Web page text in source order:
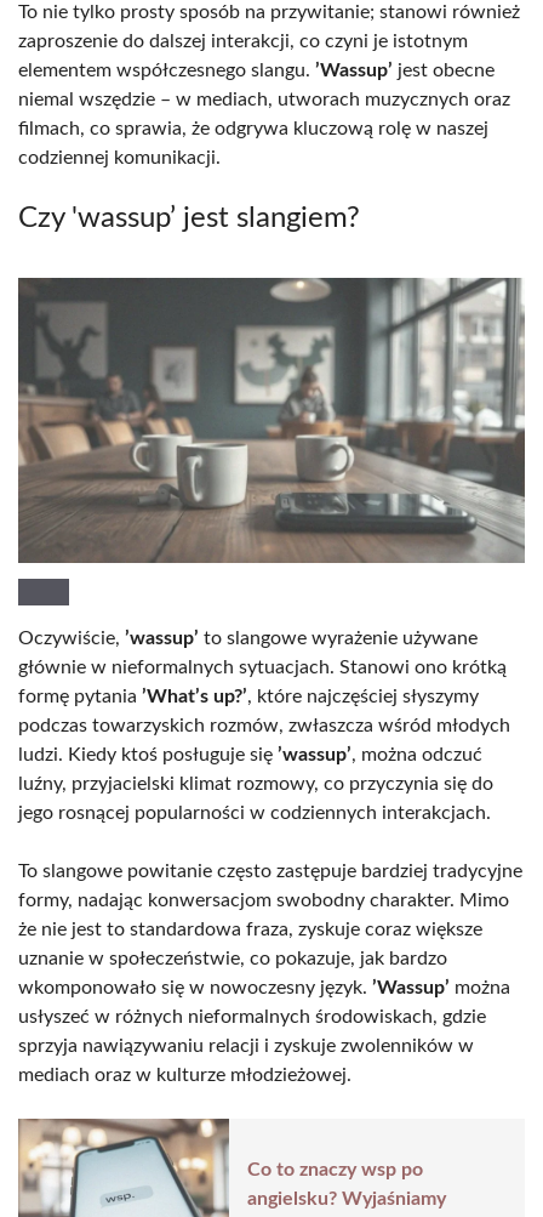
To nie tylko prosty sposób na przywitanie; stanowi również
zaproszenie do dalszej interakcji, co czyni je istotnym
elementem współczesnego slangu. ’Wassup’ jest obecne
niemal wszędzie – w mediach, utworach muzycznych oraz
filmach, co sprawia, że odgrywa kluczową rolę w naszej
codziennej komunikacji.
Czy 'wassup’ jest slangiem?
Oczywiście, ’wassup’ to slangowe wyrażenie używane
głównie w nieformalnych sytuacjach. Stanowi ono krótką
formę pytania ’What’s up?’, które najczęściej słyszymy
podczas towarzyskich rozmów, zwłaszcza wśród młodych
ludzi. Kiedy ktoś posługuje się ’wassup’, można odczuć
luźny, przyjacielski klimat rozmowy, co przyczynia się do
jego rosnącej popularności w codziennych interakcjach.
To slangowe powitanie często zastępuje bardziej tradycyjne
formy, nadając konwersacjom swobodny charakter. Mimo
że nie jest to standardowa fraza, zyskuje coraz większe
uznanie w społeczeństwie, co pokazuje, jak bardzo
wkomponowało się w nowoczesny język. ’Wassup’ można
usłyszeć w różnych nieformalnych środowiskach, gdzie
sprzyja nawiązywaniu relacji i zyskuje zwolenników w
mediach oraz w kulturze młodzieżowej.
Co to znaczy wsp po
angielsku? Wyjaśniamy